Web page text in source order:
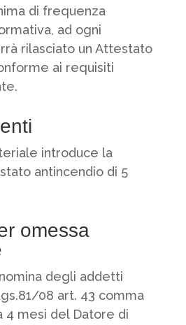
di frequenza
ad ogni
rilasciato un Attestato
ai requisiti
introduce la
antincendio di 5
omessa
degli addetti
08 art. 43 comma
4 mesi del Datore di